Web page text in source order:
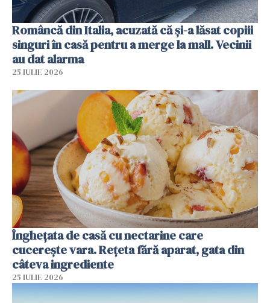
Româncă din Italia, acuzată că și-a lăsat copiii
singuri în casă pentru a merge la mall. Vecinii
au dat alarma
25 IULIE 2026
Înghețata de casă cu nectarine care
cucerește vara. Rețeta fără aparat, gata din
câteva ingrediente
25 IULIE 2026